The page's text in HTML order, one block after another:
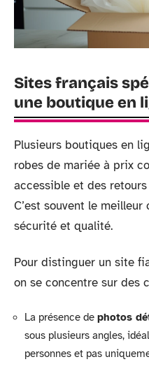
Sites français
une boutique en
Plusieurs boutiques en
robes de mariée à prix
accessible et des
C’est souvent le
sécurité et qualité.
Pour distinguer un site
on se concentre sur des
La présence de photos
sous plusieurs angles,
personnes et pas